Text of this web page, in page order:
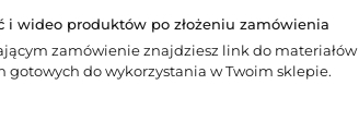
i wideo produktów po złożeniu zamówienia
zamówienie znajdziesz link do materiałów
gotowych do wykorzystania w Twoim sklepie.